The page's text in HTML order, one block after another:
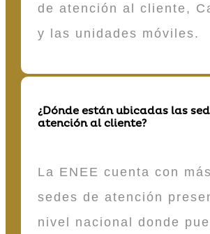
de atención al cliente,
y las unidades móviles.
¿Dónde están ubicadas las
atención al cliente?
La ENEE cuenta con
sedes de atención
nivel nacional donde